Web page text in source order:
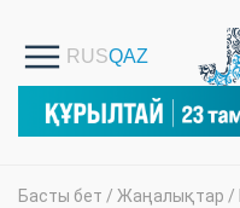
Басты бет / Жаңалықтар /